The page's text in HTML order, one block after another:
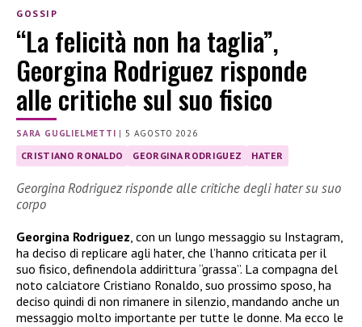
GOSSIP
“La felicità non ha taglia”,
Georgina Rodriguez risponde
alle critiche sul suo fisico
SARA GUGLIELMETTI |5 AGOSTO 2026
CRISTIANO RONALDO GEORGINA RODRIGUEZ HATER
Georgina Rodriguez risponde alle critiche degli hater su suo
corpo
Georgina Rodriguez, con un lungo messaggio su Instagram,
ha deciso di replicare agli hater, che l’hanno criticata per il
suo fisico, definendola addirittura “grassa”. La compagna del
noto calciatore Cristiano Ronaldo, suo prossimo sposo, ha
deciso quindi di non rimanere in silenzio, mandando anche un
messaggio molto importante per tutte le donne. Ma ecco le